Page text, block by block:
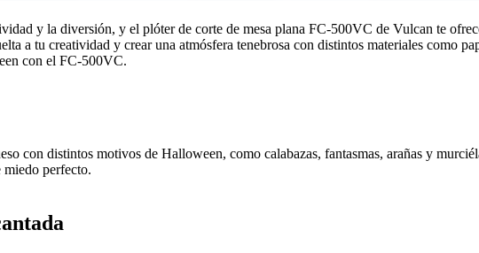
y la diversión, y el plóter de corte de mesa plana FC-500VC de Vulcan te
a tu creatividad y crear una atmósfera tenebrosa con distintos materiales como
con el FC-500VC.
con distintos motivos de Halloween, como calabazas, fantasmas, arañas y
miedo perfecto.